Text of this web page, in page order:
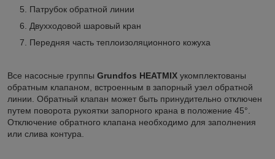
Патрубок обратной линии
Двухходовой шаровый кран
Передняя часть теплоизоляционного кожуха
Все насосные группы Grundfos HEATMIX укомплектованы
обратным клапаном, встроенным в запорный узел обратной
линии. Обратный клапан может быть принудительно отключен
путем поворота рукоятки запорного крана в положение 45°.
Отключение обратного клапана необходимо для заполнения
или слива контура.